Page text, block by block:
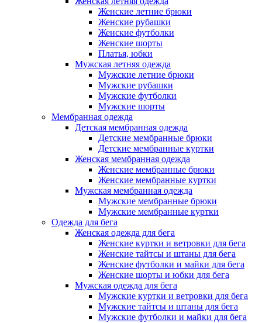
Женские летние брюки
Женские рубашки
Женские футболки
Женские шорты
Платья, юбки
Мужская летняя одежда
Мужские летние брюки
Мужские рубашки
Мужские футболки
Мужские шорты
Мембранная одежда
Детская мембранная одежда
Детские мембранные брюки
Детские мембранные куртки
Женская мембранная одежда
Женские мембранные брюки
Женские мембранные куртки
Мужская мембранная одежда
Мужские мембранные брюки
Мужские мембранные куртки
Одежда для бега
Женская одежда для бега
Женские куртки и ветровки для бега
Женские тайтсы и штаны для бега
Женские футболки и майки для бега
Женские шорты и юбки для бега
Мужская одежда для бега
Мужские куртки и ветровки для бега
Мужские тайтсы и штаны для бега
Мужские футболки и майки для бега